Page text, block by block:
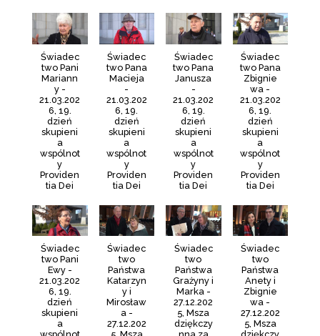
Świadec
two Pani
Mariann
y -
21.03.202
6, 19.
dzień
skupieni
a
wspólnot
y
Providen
tia Dei
Świadec
two Pana
Macieja
-
21.03.202
6, 19.
dzień
skupieni
a
wspólnot
y
Providen
tia Dei
Świadec
two Pana
Janusza
-
21.03.202
6, 19.
dzień
skupieni
a
wspólnot
y
Providen
tia Dei
Świadec
two Pana
Zbignie
wa -
21.03.202
6, 19.
dzień
skupieni
a
wspólnot
y
Providen
tia Dei
Świadec
two Pani
Ewy -
21.03.202
6, 19.
dzień
skupieni
a
Świadec
two
Państwa
Katarzyn
y i
Mirosław
a -
27.12.202
Świadec
two
Państwa
Grażyny i
Marka -
27.12.202
5, Msza
dziękczy
Świadec
two
Państwa
Anety i
Zbignie
wa -
27.12.202
5, Msza